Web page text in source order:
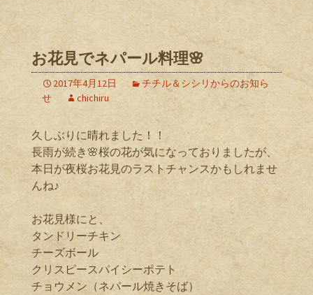
お花見でネパール料理🌸
2017年4月12日
チチル＆シシリからのお知ら
せ
chichiru
久しぶりに晴れました！！
長雨が続き🌸桜の花が気になっておりましたが、
本日が夜桜お花見のラストチャンスかもしれませ
んね♪
お花見様にと、
タンドリーチキン
チーズボール
クリスピースパイシーポテト
チョウメン（ネパール焼きそば）